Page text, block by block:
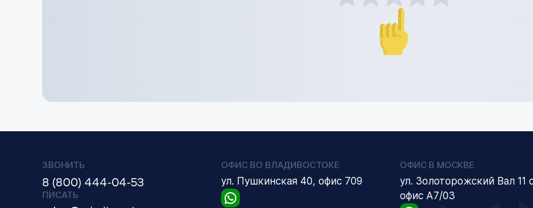
ЗВОНИТЬ
8 (800) 444-04-53
ПИСАТЬ
ОФИС ВО ВЛАДИВОСТОКЕ
ул. Пушкинская 40, офис 709
ОФИС В МОСКВЕ
ул. Золоторожский Вал 11
офис А7/03